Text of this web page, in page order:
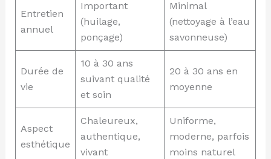
Entretien
annuel
Important
(huilage,
ponçage)
Minimal
(nettoyage à l’eau
savonneuse)
Durée de
vie
10 à 30 ans
suivant qualité
et soin
20 à 30 ans en
moyenne
Aspect
esthétique
Chaleureux,
authentique,
vivant
Uniforme,
moderne, parfois
moins naturel